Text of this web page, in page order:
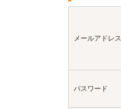
メールアドレス
パスワード